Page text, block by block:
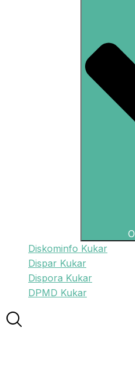
Diskominfo Kukar
Dispar Kukar
Dispora Kukar
DPMD Kukar